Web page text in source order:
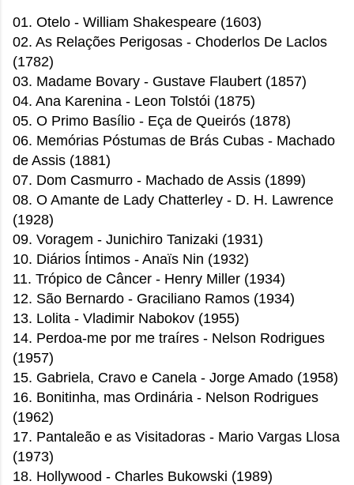
01. Otelo - William Shakespeare (1603)
02. As Relações Perigosas - Choderlos De Laclos
(1782)
03. Madame Bovary - Gustave Flaubert (1857)
04. Ana Karenina - Leon Tolstói (1875)
05. O Primo Basílio - Eça de Queirós (1878)
06. Memórias Póstumas de Brás Cubas - Machado
de Assis (1881)
07. Dom Casmurro - Machado de Assis (1899)
08. O Amante de Lady Chatterley - D. H. Lawrence
(1928)
09. Voragem - Junichiro Tanizaki (1931)
10. Diários Íntimos - Anaïs Nin (1932)
11. Trópico de Câncer - Henry Miller (1934)
12. São Bernardo - Graciliano Ramos (1934)
13. Lolita - Vladimir Nabokov (1955)
14. Perdoa-me por me traíres - Nelson Rodrigues
(1957)
15. Gabriela, Cravo e Canela - Jorge Amado (1958)
16. Bonitinha, mas Ordinária - Nelson Rodrigues
(1962)
17. Pantaleão e as Visitadoras - Mario Vargas Llosa
(1973)
18. Hollywood - Charles Bukowski (1989)